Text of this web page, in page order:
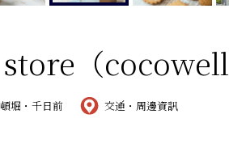
（
堀・千日前 交通・周邊資訊